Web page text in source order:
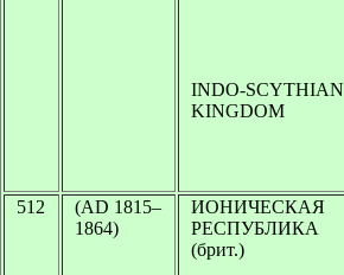
INDO-SCYTHIAN
KINGDOM
512
(AD 1815–
1864)
ИОНИЧЕСКАЯ
РЕСПУБЛИКА
(брит.)